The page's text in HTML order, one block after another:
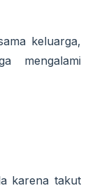
keluarga,
mengalami
karena takut